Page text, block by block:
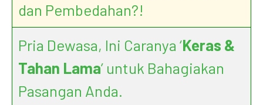
dan Pembedahan?!
Pria Dewasa, Ini Caranya ‘Keras &
Tahan Lama’ untuk Bahagiakan
Pasangan Anda.